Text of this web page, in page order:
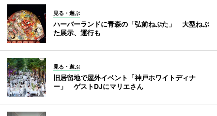
見る・遊ぶ
ハーバーランドに青森の「弘前ねぷた」 大型ねぷ
た展示、運行も
見る・遊ぶ
旧居留地で屋外イベント「神戸ホワイトディナ
ー」 ゲストDJにマリエさん